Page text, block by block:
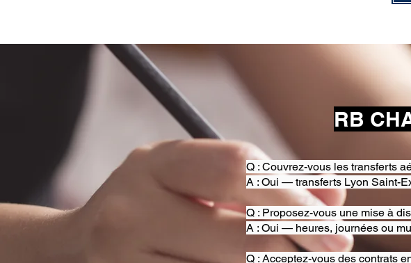
RB
Q : Couvrez-vous les transferts
A : Oui — transferts Lyon Saint-
Q : Proposez-vous une mise à
A : Oui — heures, journées ou
Q : Acceptez-vous des contrats